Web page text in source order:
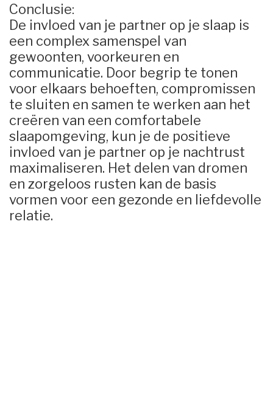
Conclusie:
De invloed van je partner op je slaap is
een complex samenspel van
gewoonten, voorkeuren en
communicatie. Door begrip te tonen
voor elkaars behoeften, compromissen
te sluiten en samen te werken aan het
creëren van een comfortabele
slaapomgeving, kun je de positieve
invloed van je partner op je nachtrust
maximaliseren. Het delen van dromen
en zorgeloos rusten kan de basis
vormen voor een gezonde en liefdevolle
relatie.